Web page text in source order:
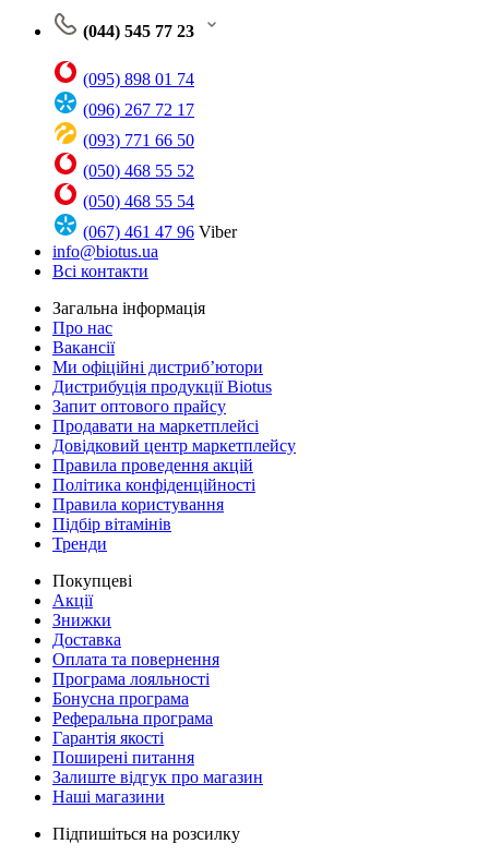
(044) 545 77 23
(095) 898 01 74
(096) 267 72 17
(093) 771 66 50
(050) 468 55 52
(050) 468 55 54
(067) 461 47 96 Viber
info@biotus.ua
Всі контакти
Загальна інформація
Про нас
Вакансії
Ми офіційні дистриб’ютори
Дистрибуція продукції Biotus
Запит оптового прайсу
Продавати на маркетплейсі
Довідковий центр маркетплейсу
Правила проведення акцій
Політика конфіденційності
Правила користування
Підбір вітамінів
Тренди
Покупцеві
Акції
Знижки
Доставка
Оплата та повернення
Програма лояльності
Бонусна програма
Реферальна програма
Гарантія якості
Поширені питання
Залиште відгук про магазин
Наші магазини
Підпишіться на розсилку